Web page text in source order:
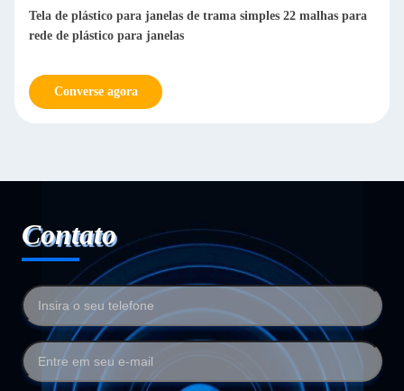
Tela de plástico para janelas de trama simples 22 malhas para
rede de plástico para janelas
Converse agora
Contato